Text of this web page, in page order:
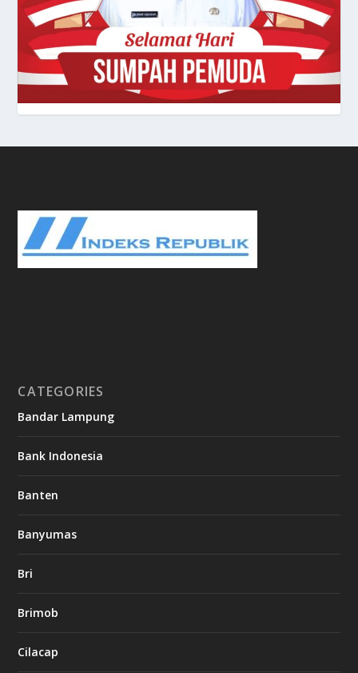
CATEGORIES
Bandar Lampung
Bank Indonesia
Banten
Banyumas
Bri
Brimob
Cilacap